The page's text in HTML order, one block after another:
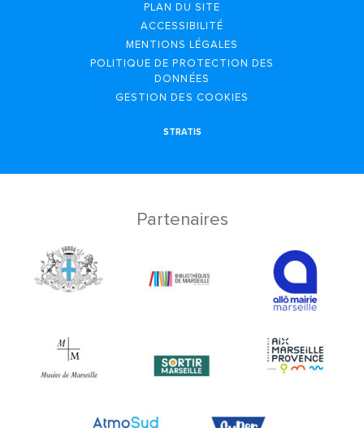
PLAN DU SITE
ACCESSIBILITÉ
MENTIONS LÉGALES
POLITIQUE DE PROTECTION DES
DONNÉES
GESTION DES COOKIES
STRATIS
Partenaires